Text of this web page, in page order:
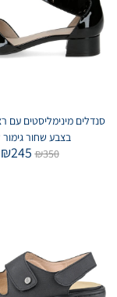
סנדלים מינימליסטים עם
בצבע שחור
₪350
₪245